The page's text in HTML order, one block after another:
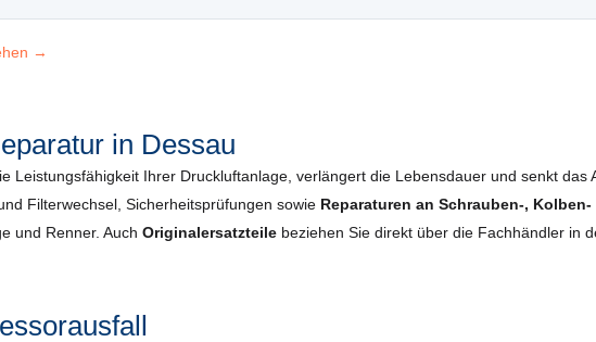
→
in Dessau
Leistungsfähigkeit Ihrer Druckluftanlage, verlängert die Lebensdauer und senkt
Filterwechsel, Sicherheits­prüfungen sowie Reparaturen an Schrauben-,
und Renner. Auch Originalersatzteile beziehen Sie direkt über die Fachhändler in